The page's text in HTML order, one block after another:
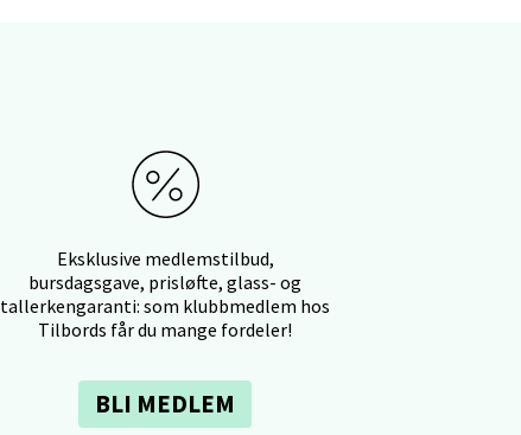
Eksklusive medlemstilbud,
bursdagsgave, prisløfte, glass- og
tallerkengaranti: som klubbmedlem hos
Tilbords får du mange fordeler!
BLI MEDLEM